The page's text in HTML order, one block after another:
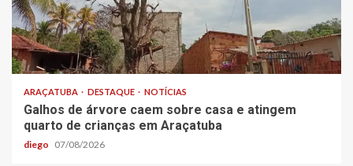
ARAÇATUBA DESTAQUE NOTÍCIAS
Galhos de árvore caem sobre casa e atingem
quarto de crianças em Araçatuba
diego 07/08/2026